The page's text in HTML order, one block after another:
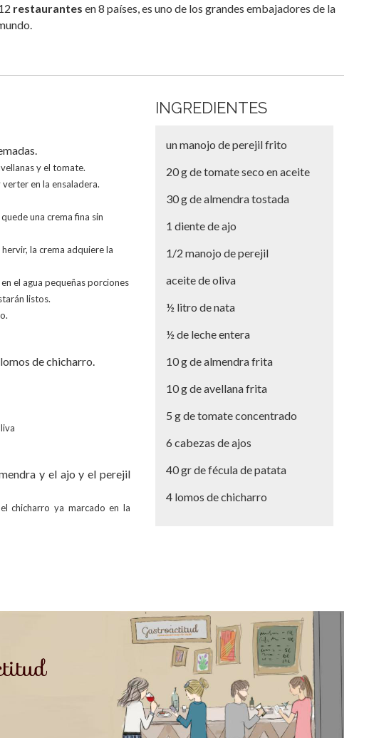
restaurantes en 8 países, es uno de los grandes embajadores de la
INGREDIENTES
un manojo de perejil frito
20 g de tomate seco en aceite
30 g de almendra tostada
1 diente de ajo
1/2 manojo de perejil
aceite de oliva
½ litro de nata
½ de leche entera
10 g de almendra frita
10 g de avellana frita
5 g de tomate concentrado
6 cabezas de ajos
40 gr de fécula de patata
4 lomos de chicharro
y el tomate.
en la ensaladera.
una crema fina sin
la crema adquiere la
el agua pequeñas porciones
listos.
de chicharro.
y el ajo y el perejil
chicharro ya marcado en la